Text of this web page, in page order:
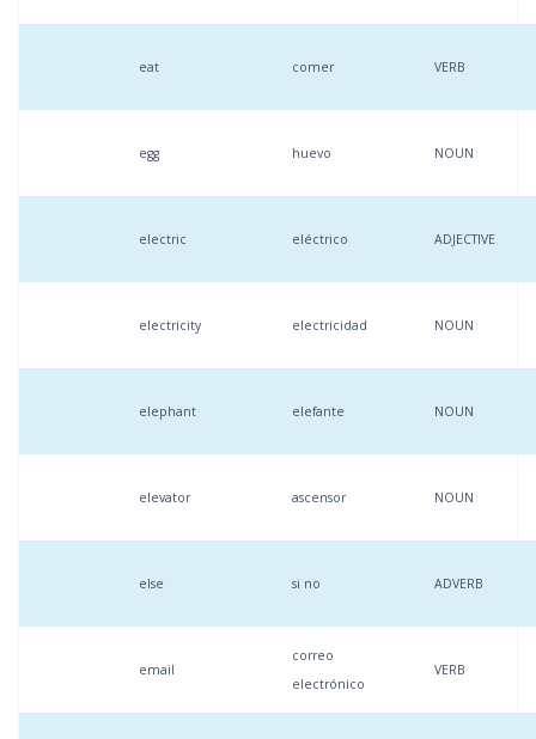
eat comer VERB
egg huevo NOUN
electric eléctrico ADJECTIVE
electricity electricidad NOUN
elephant elefante NOUN
elevator ascensor NOUN
else si no ADVERB
email
correo
electrónico
VERB